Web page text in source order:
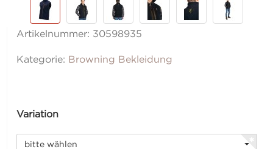
Artikelnummer: 30598935
Kategorie: Browning Bekleidung
Variation
bitte wählen